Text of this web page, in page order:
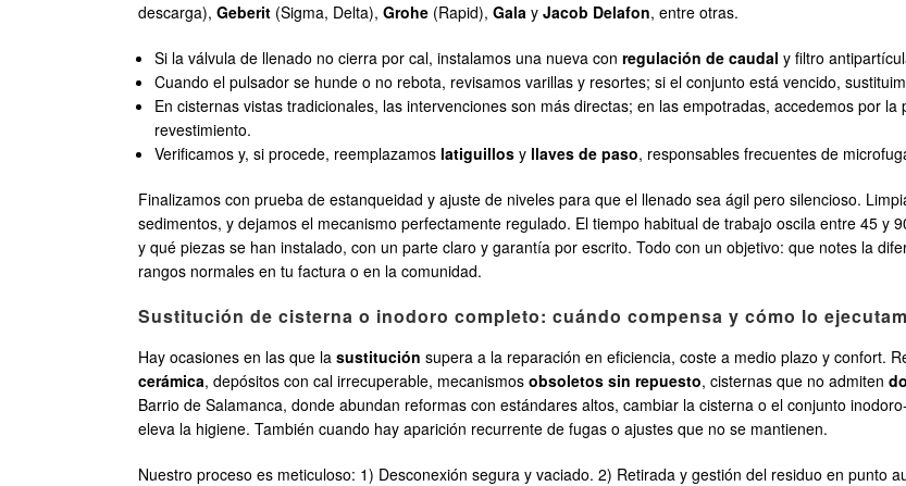
descarga), Geberit (Sigma, Delta), Grohe (Rapid), Gala y Jacob Delafon, entre otras.
Si la válvula de llenado no cierra por cal, instalamos una nueva conregulación de caudal y filtro
Cuando el pulsador se hunde o no rebota, revisamos varillas y resortes; si el conjunto está vencido,
En cisternas vistas tradicionales, las intervenciones son más directas; en las empotradas, accedemos por
revestimiento.
Verificamos y, si procede, reemplazamos latiguillos y llaves de paso, responsables frecuentes de
Finalizamos con prueba de estanqueidad y ajuste de niveles para que el llenado sea ágil pero silencioso.
sedimentos, y dejamos el mecanismo perfectamente regulado. El tiempo habitual de trabajo oscila entre 45 y
y qué piezas se han instalado, con un parte claro y garantía por escrito. Todo con un objetivo: que notes la
rangos normales en tu factura o en la comunidad.
Sustitución de cisterna o inodoro completo: cuándo compensa y cómo lo
Hay ocasiones en las que la sustitución supera a la reparación en eficiencia, coste a medio plazo y confort.
cerámica, depósitos con cal irrecuperable, mecanismos obsoletos sin repuesto, cisternas que no admiten
Barrio de Salamanca, donde abundan reformas con estándares altos, cambiar la cisterna o el conjunto
eleva la higiene. También cuando hay aparición recurrente de fugas o ajustes que no se mantienen.
Nuestro proceso es meticuloso: 1) Desconexión segura y vaciado. 2) Retirada y gestión del residuo en punto